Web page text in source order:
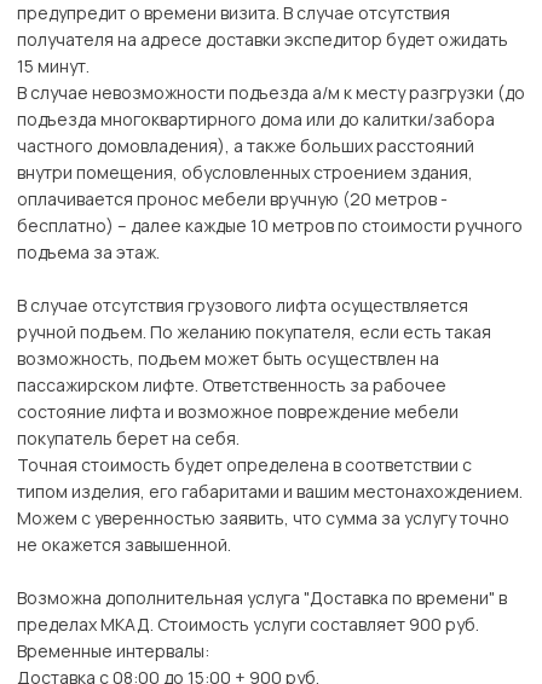
предупредит о времени визита. В случае отсутствия
получателя на адресе доставки экспедитор будет ожидать
15 минут.
В случае невозможности подъезда а/м к месту разгрузки (до
подъезда многоквартирного дома или до калитки/забора
частного домовладения), а также больших расстояний
внутри помещения, обусловленных строением здания,
оплачивается пронос мебели вручную (20 метров -
бесплатно) – далее каждые 10 метров по стоимости ручного
подъема за этаж.
В случае отсутствия грузового лифта осуществляется
ручной подъем. По желанию покупателя, если есть такая
возможность, подъем может быть осуществлен на
пассажирском лифте. Ответственность за рабочее
состояние лифта и возможное повреждение мебели
покупатель берет на себя.
Точная стоимость будет определена в соответствии с
типом изделия, его габаритами и вашим местонахождением.
Можем с уверенностью заявить, что сумма за услугу точно
не окажется завышенной.
Возможна дополнительная услуга "Доставка по времени" в
пределах МКАД. Стоимость услуги составляет 900 руб.
Временные интервалы:
Доставка с 08:00 до 15:00 + 900 руб.